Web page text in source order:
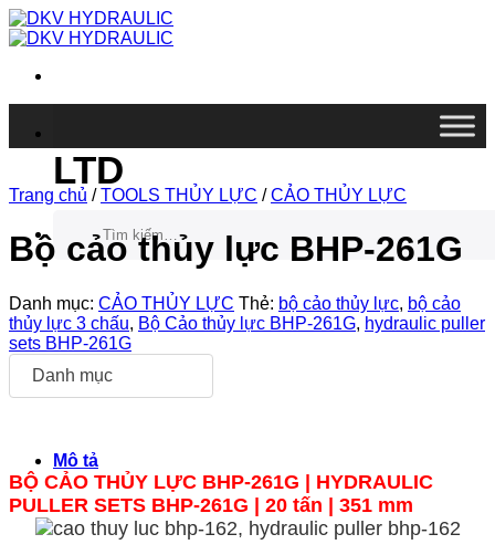
Chuyển
đến
dung
LTD
kiếm:
Trang chủ / TOOLS THỦY LỰC / CẢO THỦY LỰC
Bộ cảo thủy lực BHP-261G
Danh mục: CẢO THỦY LỰC Thẻ: bộ cảo thủy lực, bộ cảo
thủy lực 3 chấu, Bộ Cảo thủy lực BHP-261G, hydraulic puller
sets BHP-261G
Danh mục
Mô tả
BỘ CẢO THỦY LỰC BHP-261G | HYDRAULIC
PULLER SETS BHP-261G | 20 tấn | 351 mm